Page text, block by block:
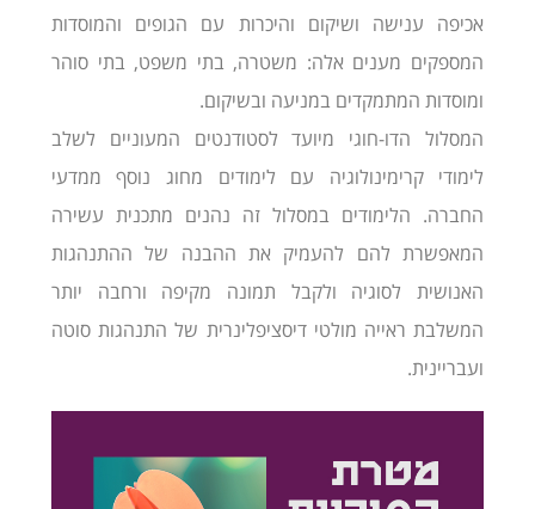
אכיפה ענישה ושיקום והיכרות עם הגופים והמוסדות
המספקים מענים אלה: משטרה, בתי משפט, בתי סוהר
ומוסדות המתמקדים במניעה ובשיקום.
המסלול הדו-חוגי מיועד לסטודנטים המעוניים לשלב
לימודי קרימינולוגיה עם לימודים מחוג נוסף ממדעי
החברה. הלימודים במסלול זה נהנים מתכנית עשירה
המאפשרת להם להעמיק את ההבנה של ההתנהגות
האנושית לסוגיה ולקבל תמונה מקיפה ורחבה יותר
המשלבת ראייה מולטי דיסציפלינרית של התנהגות סוטה
ועבריינית.